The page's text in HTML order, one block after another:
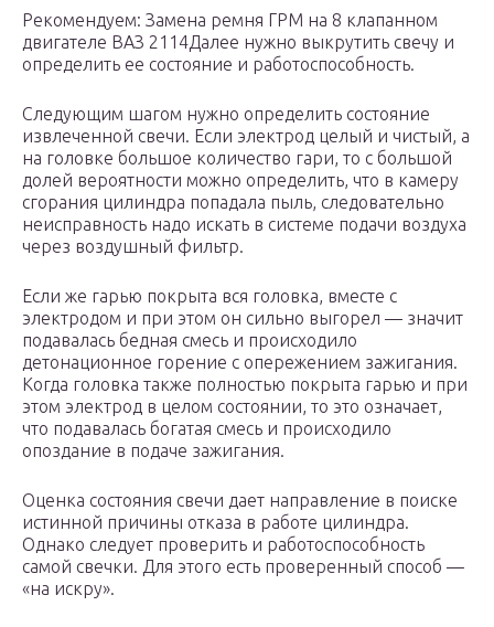
Рекомендуем: Замена ремня ГРМ на 8 клапанном
двигателе ВАЗ 2114Далее нужно выкрутить свечу и
определить ее состояние и работоспособность.
Следующим шагом нужно определить состояние
извлеченной свечи. Если электрод целый и чистый, а
на головке большое количество гари, то с большой
долей вероятности можно определить, что в камеру
сгорания цилиндра попадала пыль, следовательно
неисправность надо искать в системе подачи воздуха
через воздушный фильтр.
Если же гарью покрыта вся головка, вместе с
электродом и при этом он сильно выгорел — значит
подавалась бедная смесь и происходило
детонационное горение с опережением зажигания.
Когда головка также полностью покрыта гарью и при
этом электрод в целом состоянии, то это означает,
что подавалась богатая смесь и происходило
опоздание в подаче зажигания.
Оценка состояния свечи дает направление в поиске
истинной причины отказа в работе цилиндра.
Однако следует проверить и работоспособность
самой свечки. Для этого есть проверенный способ —
«на искру».